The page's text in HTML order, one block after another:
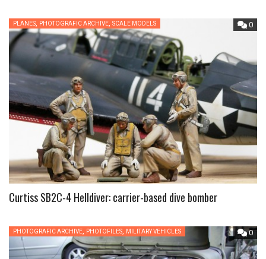
0
PLANES PHOTOGRAFIC ARCHIVE SCALE MODELS
Curtiss SB2C-4 Helldiver: carrier-based dive bomber
0
PHOTOGRAFIC ARCHIVE PHOTOFILES MILITARY VEHICLES